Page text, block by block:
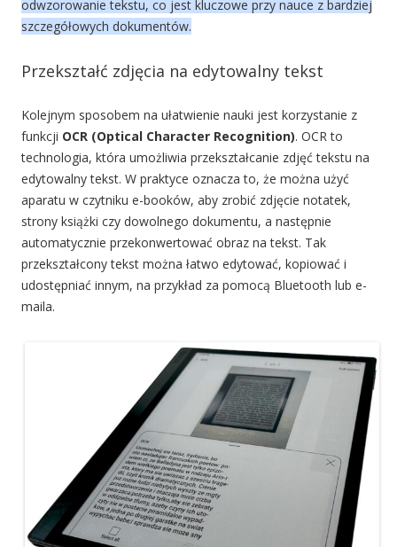
odwzorowanie tekstu, co jest kluczowe przy nauce z bardziej
szczegółowych dokumentów.
Przekształć zdjęcia na edytowalny tekst
Kolejnym sposobem na ułatwienie nauki jest korzystanie z
funkcji OCR (Optical Character Recognition). OCR to
technologia, która umożliwia przekształcanie zdjęć tekstu na
edytowalny tekst. W praktyce oznacza to, że można użyć
aparatu w czytniku e-booków, aby zrobić zdjęcie notatek,
strony książki czy dowolnego dokumentu, a następnie
automatycznie przekonwertować obraz na tekst. Tak
przekształcony tekst można łatwo edytować, kopiować i
udostępniać innym, na przykład za pomocą Bluetooth lub e-
maila.